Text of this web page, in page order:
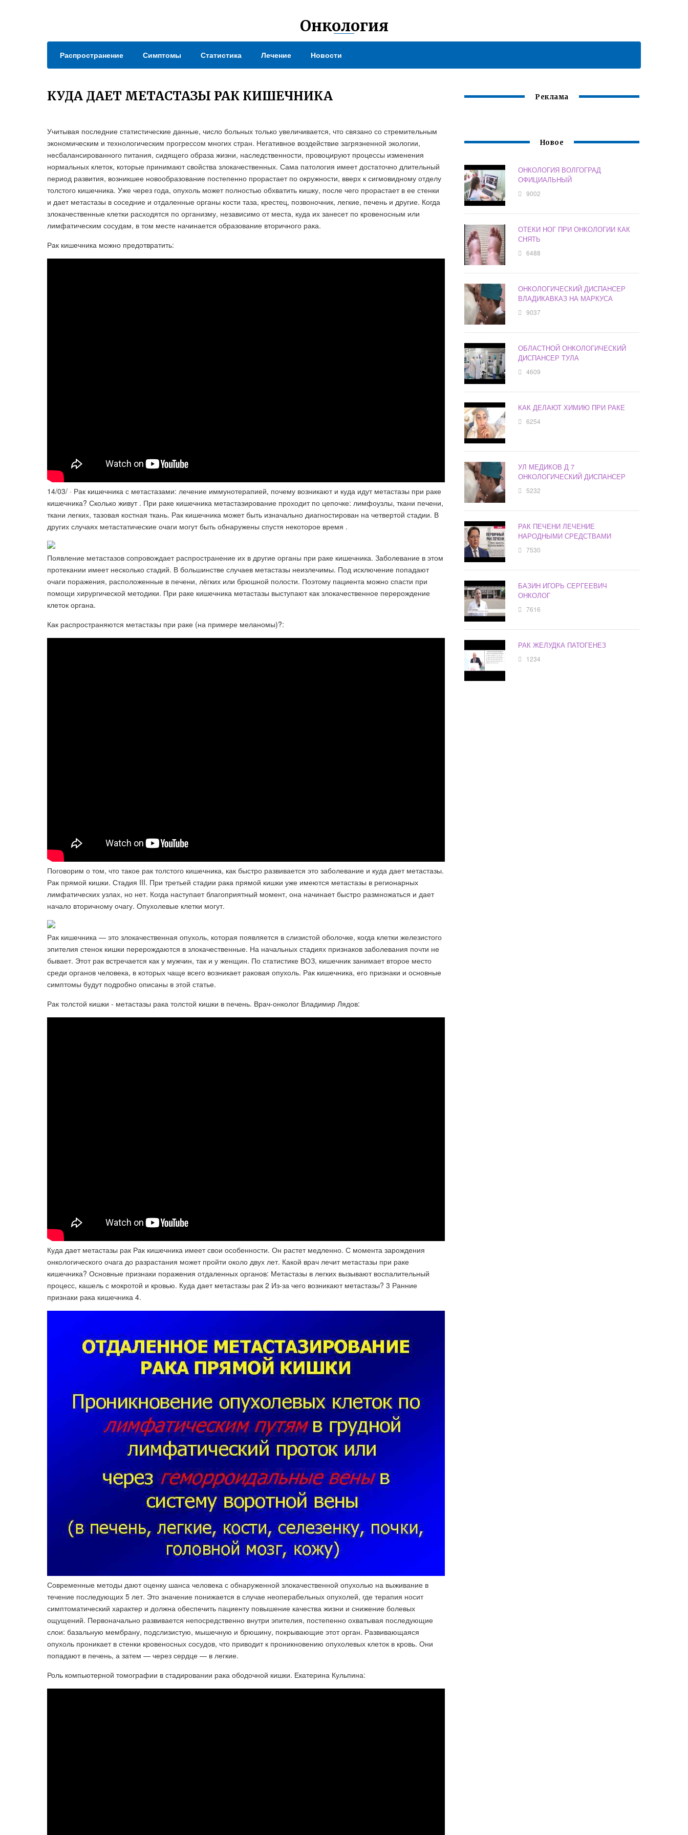
Онкология
Распространение Симптомы Статистика Лечение Новости
КУДА ДАЕТ МЕТАСТАЗЫ РАК КИШЕЧНИКА
Учитывая последние статистические данные, число больных только увеличивается, что связано со стремительным
экономическим и технологическим прогрессом многих стран. Негативное воздействие загрязненной экологии,
несбалансированного питания, сидящего образа жизни, наследственности, провоцируют процессы изменения
нормальных клеток, которые принимают свойства злокачественных. Сама патология имеет достаточно длительный
период развития, возникшее новообразование постепенно прорастает по окружности, вверх к сигмовидному отделу
толстого кишечника. Уже через года, опухоль может полностью обхватить кишку, после чего прорастает в ее стенки
и дает метастазы в соседние и отдаленные органы кости таза, крестец, позвоночник, легкие, печень и другие. Когда
злокачественные клетки расходятся по организму, независимо от места, куда их занесет по кровеносным или
лимфатическим сосудам, в том месте начинается образование вторичного рака.
Рак кишечника можно предотвратить:
14/03/ · Рак кишечника с метастазами: лечение иммунотерапией, почему возникают и куда идут метастазы при раке
кишечника? Сколько живут . При раке кишечника метастазирование проходит по цепочке: лимфоузлы, ткани печени,
ткани легких, тазовая костная ткань. Рак кишечника может быть изначально диагностирован на четвертой стадии. В
других случаях метастатические очаги могут быть обнаружены спустя некоторое время .
Появление метастазов сопровождает распространение их в другие органы при раке кишечника. Заболевание в этом
протекании имеет несколько стадий. В большинстве случаев метастазы неизлечимы. Под исключение попадают
очаги поражения, расположенные в печени, лёгких или брюшной полости. Поэтому пациента можно спасти при
помощи хирургической методики. При раке кишечника метастазы выступают как злокачественное перерождение
клеток органа.
Как распространяются метастазы при раке (на примере меланомы)?:
Поговорим о том, что такое рак толстого кишечника, как быстро развивается это заболевание и куда дает метастазы.
Рак прямой кишки. Стадия III. При третьей стадии рака прямой кишки уже имеются метастазы в регионарных
лимфатических узлах, но нет. Когда наступает благоприятный момент, она начинает быстро размножаться и дает
начало вторичному очагу. Опухолевые клетки могут.
Рак кишечника — это злокачественная опухоль, которая появляется в слизистой оболочке, когда клетки железистого
эпителия стенок кишки перерождаются в злокачественные. На начальных стадиях признаков заболевания почти не
бывает. Этот рак встречается как у мужчин, так и у женщин. По статистике ВОЗ, кишечник занимает второе место
среди органов человека, в которых чаще всего возникает раковая опухоль. Рак кишечника, его признаки и основные
симптомы будут подробно описаны в этой статье.
Рак толстой кишки - метастазы рака толстой кишки в печень. Врач-онколог Владимир Лядов:
Куда дает метастазы рак Рак кишечника имеет свои особенности. Он растет медленно. С момента зарождения
онкологического очага до разрастания может пройти около двух лет. Какой врач лечит метастазы при раке
кишечника? Основные признаки поражения отдаленных органов: Метастазы в легких вызывают воспалительный
процесс, кашель с мокротой и кровью. Куда дает метастазы рак 2 Из-за чего возникают метастазы? 3 Ранние
признаки рака кишечника 4.
Современные методы дают оценку шанса человека с обнаруженной злокачественной опухолью на выживание в
течение последующих 5 лет. Это значение понижается в случае неоперабельных опухолей, где терапия носит
симптоматический характер и должна обеспечить пациенту повышение качества жизни и снижение болевых
ощущений. Первоначально развивается непосредственно внутри эпителия, постепенно охватывая последующие
слои: базальную мембрану, подслизистую, мышечную и брюшину, покрывающие этот орган. Развивающаяся
опухоль проникает в стенки кровеносных сосудов, что приводит к проникновению опухолевых клеток в кровь. Они
попадают в печень, а затем — через сердце — в легкие.
Роль компьютерной томографии в стадировании рака ободочной кишки. Екатерина Кульпина:
Реклама
Новое
ОНКОЛОГИЯ ВОЛГОГРАД
ОФИЦИАЛЬНЫЙ
9002
ОТЕКИ НОГ ПРИ ОНКОЛОГИИ КАК
СНЯТЬ
6488
ОНКОЛОГИЧЕСКИЙ ДИСПАНСЕР
ВЛАДИКАВКАЗ НА МАРКУСА
9037
ОБЛАСТНОЙ ОНКОЛОГИЧЕСКИЙ
ДИСПАНСЕР ТУЛА
4609
КАК ДЕЛАЮТ ХИМИЮ ПРИ РАКЕ
6254
УЛ МЕДИКОВ Д 7
ОНКОЛОГИЧЕСКИЙ ДИСПАНСЕР
5232
РАК ПЕЧЕНИ ЛЕЧЕНИЕ
НАРОДНЫМИ СРЕДСТВАМИ
7530
БАЗИН ИГОРЬ СЕРГЕЕВИЧ
ОНКОЛОГ
7616
РАК ЖЕЛУДКА ПАТОГЕНЕЗ
1234